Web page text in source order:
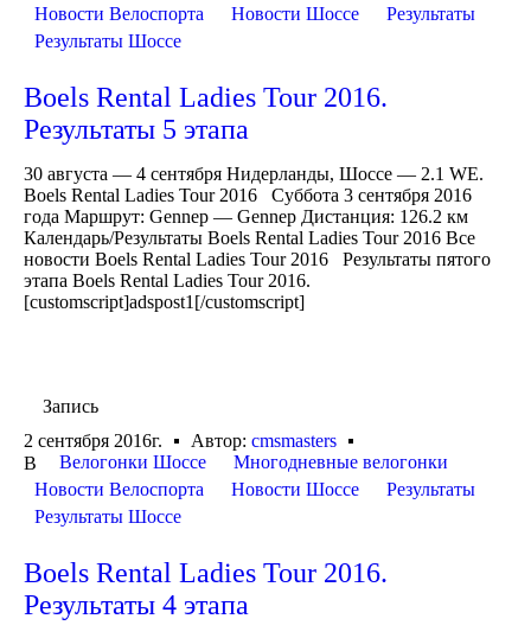
Новости Велоспорта
Новости Шоссе
Результаты
Результаты Шоссе
Boels Rental Ladies Tour 2016.
Результаты 5 этапа
30 августа — 4 сентября Нидерланды, Шоссе — 2.1 WE.
Boels Rental Ladies Tour 2016 Суббота 3 сентября 2016
года Маршрут: Gennep — Gennep Дистанция: 126.2 км
Календарь/Результаты Boels Rental Ladies Tour 2016 Все
новости Boels Rental Ladies Tour 2016 Результаты пятого
этапа Boels Rental Ladies Tour 2016.
[customscript]adspost1[/customscript]
Запись
2 сентября 2016г.
Автор: cmsmasters
В
Велогонки Шоссе
Многодневные велогонки
Новости Велоспорта
Новости Шоссе
Результаты
Результаты Шоссе
Boels Rental Ladies Tour 2016.
Результаты 4 этапа